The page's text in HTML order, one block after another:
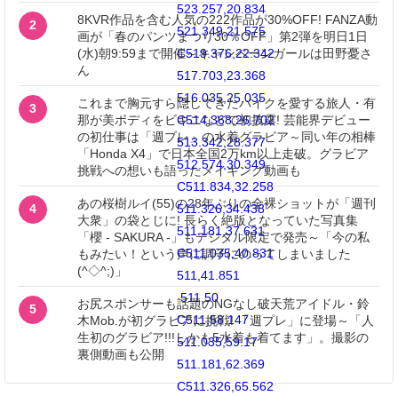
523.257,20.834
521.349,21.575
C519.376,22.342
517.703,23.368
516.035,25.035
C514.368,26.702
513.342,28.377
512.574,30.349
C511.834,32.258
511.326,34.438
511.181,37.631
C511.035,40.831
511,41.851
511,50
C511,58.147
511.035,59.17
511.181,62.369
C511.326,65.562
2
8KVR作品を含む人気の222作品が30%OFF! FANZA動
画が「春のパンツまつり30％OFF」第2弾を明日1日
(水)朝9:59まで開催～キャンペーンガールは田野憂さ
ん
3
これまで胸元すら隠してきたバイクを愛する旅人・有
那が美ボディをビキニなどで初披露! 芸能界デビュー
の初仕事は「週プレ」の水着グラビア～同い年の相棒
「Honda X4」で日本全国2万km以上走破。グラビア
挑戦への想いも語ったメイキング動画も
4
あの桜樹ルイ(55)の28年ぶりの全裸ショットが「週刊
大衆」の袋とじに! 長らく絶版となっていた写真集
「櫻 - SAKURA -」もデジタル限定で発売～「今の私
もみたい！という声に調子にのってしまいました
(^◇^;)」
5
お尻スポンサーも話題のNGなし破天荒アイドル・鈴
木Mob.が初グラビアに挑戦! 「週プレ」に登場～「人
生初のグラビア!!!しかも5水着も着てます」。撮影の
裏側動画も公開